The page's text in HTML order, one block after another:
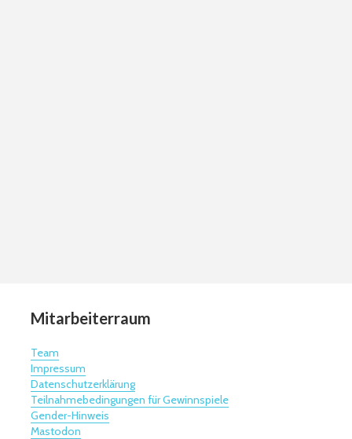
Mitarbeiterraum
Team
Impressum
Datenschutzerklärung
Teilnahmebedingungen für Gewinnspiele
Gender-Hinweis
Mastodon